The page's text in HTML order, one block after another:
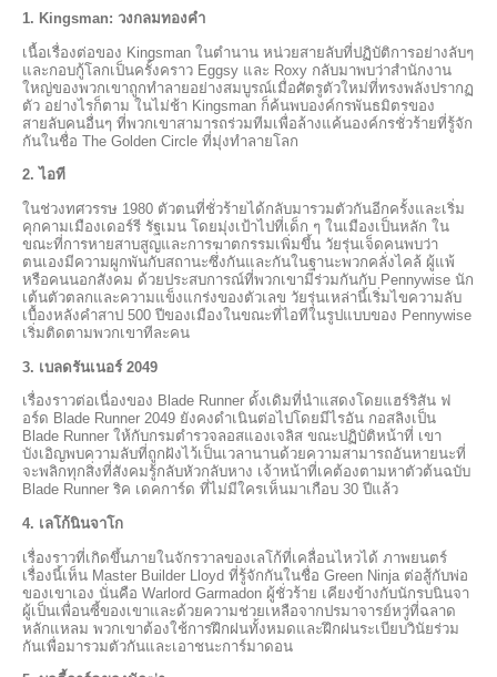
1. Kingsman: วงกลมทองคำ
เนื้อเรื่องต่อของ Kingsman ในตำนาน หน่วยสายลับที่ปฏิบัติการอย่างลับๆ
และกอบกู้โลกเป็นครั้งคราว Eggsy และ Roxy กลับมาพบว่าสำนักงาน
ใหญ่ของพวกเขาถูกทำลายอย่างสมบูรณ์เมื่อศัตรูตัวใหม่ที่ทรงพลังปรากฏ
ตัว อย่างไรก็ตาม ในไม่ช้า Kingsman ก็ค้นพบองค์กรพันธมิตรของ
สายลับคนอื่นๆ ที่พวกเขาสามารถร่วมทีมเพื่อล้างแค้นองค์กรชั่วร้ายที่รู้จัก
กันในชื่อ The Golden Circle ที่มุ่งทำลายโลก
2. ไอที
ในช่วงทศวรรษ 1980 ตัวตนที่ชั่วร้ายได้กลับมารวมตัวกันอีกครั้งและเริ่ม
คุกคามเมืองเดอร์รี รัฐเมน โดยมุ่งเป้าไปที่เด็ก ๆ ในเมืองเป็นหลัก ใน
ขณะที่การหายสาบสูญและการฆาตกรรมเพิ่มขึ้น วัยรุ่นเจ็ดคนพบว่า
ตนเองมีความผูกพันกับสถานะซึ่งกันและกันในฐานะพวกคลั่งไคล้ ผู้แพ้
หรือคนนอกสังคม ด้วยประสบการณ์ที่พวกเขามีร่วมกันกับ Pennywise นัก
เต้นตัวตลกและความแข็งแกร่งของตัวเลข วัยรุ่นเหล่านี้เริ่มไขความลับ
เบื้องหลังคำสาป 500 ปีของเมืองในขณะที่ไอทีในรูปแบบของ Pennywise
เริ่มติดตามพวกเขาทีละคน
3. เบลดรันเนอร์ 2049
เรื่องราวต่อเนื่องของ Blade Runner ดั้งเดิมที่นำแสดงโดยแฮร์ริสัน ฟ
อร์ด Blade Runner 2049 ยังคงดำเนินต่อไปโดยมีไรอัน กอสลิงเป็น
Blade Runner ให้กับกรมตำรวจลอสแองเจลิส ขณะปฏิบัติหน้าที่ เขา
บังเอิญพบความลับที่ถูกฝังไว้เป็นเวลานานด้วยความสามารถอันหายนะที่
จะพลิกทุกสิ่งที่สังคมรู้กลับหัวกลับหาง เจ้าหน้าที่เคต้องตามหาตัวต้นฉบับ
Blade Runner ริค เดคการ์ด ที่ไม่มีใครเห็นมาเกือบ 30 ปีแล้ว
4. เลโก้นินจาโก
เรื่องราวที่เกิดขึ้นภายในจักรวาลของเลโก้ที่เคลื่อนไหวได้ ภาพยนตร์
เรื่องนี้เห็น Master Builder Lloyd ที่รู้จักกันในชื่อ Green Ninja ต่อสู้กับพ่อ
ของเขาเอง นั่นคือ Warlord Garmadon ผู้ชั่วร้าย เคียงข้างกับนักรบนินจา
ผู้เป็นเพื่อนซี้ของเขาและด้วยความช่วยเหลือจากปรมาจารย์หวู่ที่ฉลาด
หลักแหลม พวกเขาต้องใช้การฝึกฝนทั้งหมดและฝึกฝนระเบียบวินัยร่วม
กันเพื่อมารวมตัวกันและเอาชนะการ์มาดอน